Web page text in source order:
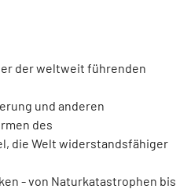
der weltweit führenden
und anderen
des
die Welt widerstandsfähiger
- von Naturkatastrophen bis